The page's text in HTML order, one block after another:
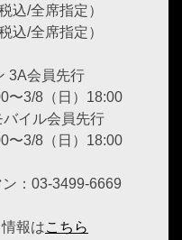
/全席指定）
/全席指定）
3A会員先行
〜3/8（日）18:00
イル会員先行
〜3/8（日）18:00
：03-3499-6669
報はこちら